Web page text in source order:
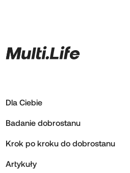
Dla Ciebie
Badanie dobrostanu
Krok po kroku do dobrostanu
Artykuły